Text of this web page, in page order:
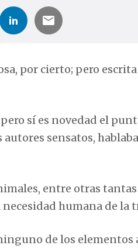
por cierto; pero
sí es novedad el
sensatos,
entre otras tantas
humana de la
de los elementos